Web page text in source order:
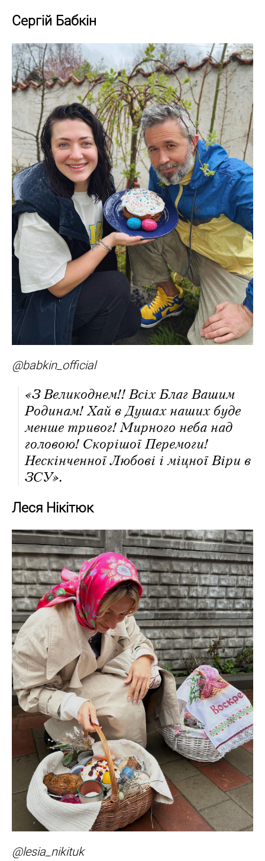
Сергій Бабкін
@babkin_official
«З Великоднем!! Всіх Благ Вашим
Родинам! Хай в Душах наших буде
менше тривог! Мирного неба над
головою! Скорішої Перемоги!
Нескінченної Любові і міцної Віри в
ЗСУ».
Леся Нікітюк
@lesia_nikituk